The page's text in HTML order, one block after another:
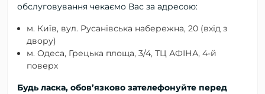
обслуговування чекаємо Вас за адресою:
м. Київ, вул. Русанівська набережна, 20 (вхід з
двору)
м. Одеса, Грецька площа, 3/4, ТЦ АФІНА, 4-й
поверх
Будь ласка, обов’язково зателефонуйте перед